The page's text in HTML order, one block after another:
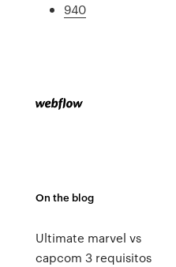
940
On the blog
Ultimate marvel vs
capcom 3 requisitos